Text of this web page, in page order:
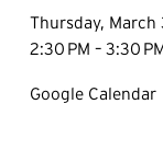
Thursday, March
2:30 PM
3:30
Google Calendar